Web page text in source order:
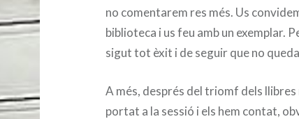
no comentarem res més. Us
biblioteca i us feu amb un exemplar.
sigut tot èxit i de seguir que no
A més, després del triomf dels
portat a la sessió i els hem contat,